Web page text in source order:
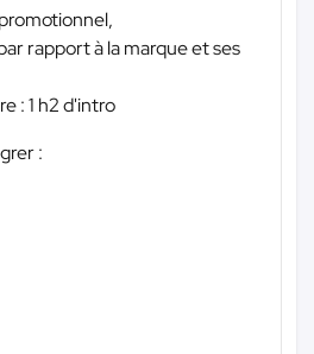
rapport à la marque et ses
: 1 h2 d'intro
: